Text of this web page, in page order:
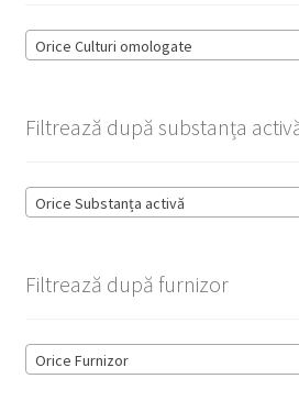
Orice Culturi omologate
Filtrează după substanța
Orice Substanța activă
Filtrează după furnizor
Orice Furnizor